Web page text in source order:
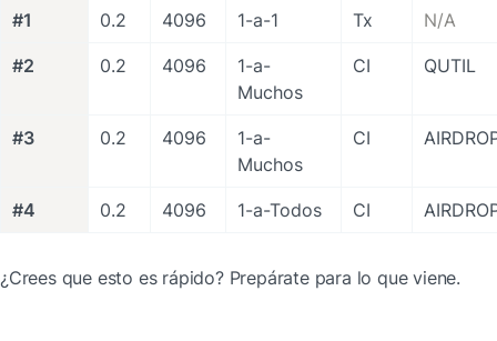
#1 0.2 4096 1-a-1 Tx N/A
#2 0.2 4096
1-a-
Muchos
CI QUTIL
#3 0.2 4096
1-a-
Muchos
CI
#4 0.2 4096 1-a-Todos CI
¿Crees que esto es rápido? Prepárate para lo que viene.